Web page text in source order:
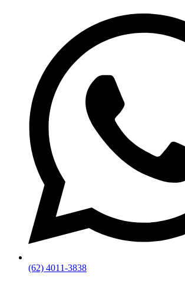
(62) 4011-3838